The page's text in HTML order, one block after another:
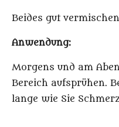
Beides gut vermischen
Anwendung:
Morgens und am
Bereich aufsprühen.
lange wie Sie